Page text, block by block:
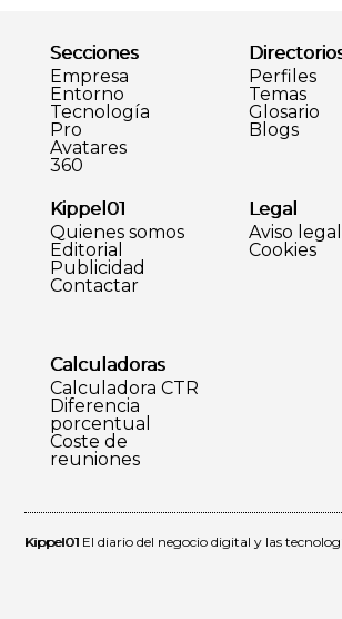
Secciones
Empresa
Entorno
Tecnología
Pro
Avatares
360
Perfiles
Temas
Glosario
Blogs
Kippel01
Quienes somos
Editorial
Publicidad
Contactar
Legal
Aviso legal
Cookies
Calculadoras
Calculadora CTR
Diferencia
porcentual
Coste de
reuniones
Kippel01 El diario del negocio digital y las